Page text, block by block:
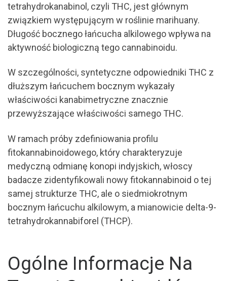
tetrahydrokanabinol, czyli THC, jest głównym
związkiem występującym w roślinie marihuany.
Długość bocznego łańcucha alkilowego wpływa na
aktywność biologiczną tego cannabinoidu.
W szczególności, syntetyczne odpowiedniki THC z
dłuższym łańcuchem bocznym wykazały
właściwości kanabimetryczne znacznie
przewyższające właściwości samego THC.
W ramach próby zdefiniowania profilu
fitokannabinoidowego, który charakteryzuje
medyczną odmianę konopi indyjskich, włoscy
badacze zidentyfikowali nowy fitokannabinoid o tej
samej strukturze THC, ale o siedmiokrotnym
bocznym łańcuchu alkilowym, a mianowicie delta-9-
tetrahydrokannabiforel (THCP).
Ogólne Informacje Na